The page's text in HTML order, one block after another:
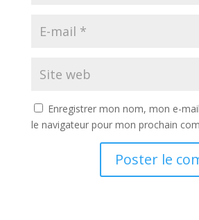
Enregistrer mon nom, mon e-
le navigateur pour mon prochain